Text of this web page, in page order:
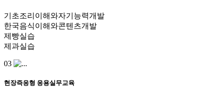
기초조리이해와자기능력개발
한국음식이해와콘텐츠개발
제빵실습
제과실습
03
현장즉응형 응용실무교육